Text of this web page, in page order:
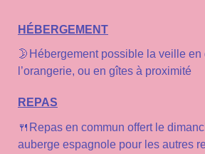
HÉBERGEMENT
🌛Hébergement possible la veille en
l’orangerie, ou en gîtes à proximité
REPAS
🍴Repas en commun offert le
auberge espagnole pour les autres